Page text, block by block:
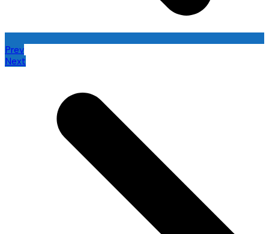
Prev
Next